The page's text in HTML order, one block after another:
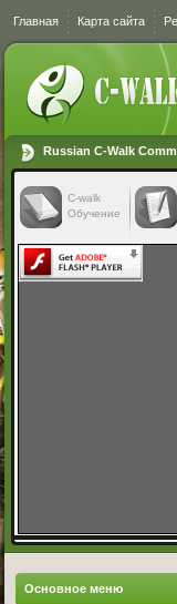
Главная Карта сайта
Russian C-Walk
C-walk
Обучение
Основное меню